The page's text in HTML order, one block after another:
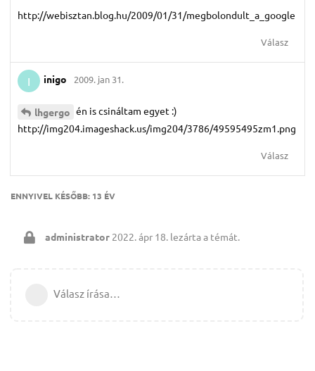
http://webisztan.blog.hu/2009/01/31/megbolondult_a_google
Válasz
I inigo 2009. jan 31.
lhgergo én is csináltam egyet :)
http://img204.imageshack.us/img204/3786/49595495zm1.png
Válasz
ENNYIVEL KÉSŐBB: 13 ÉV
administrator 2022. ápr 18. lezárta a témát.
Válasz írása…